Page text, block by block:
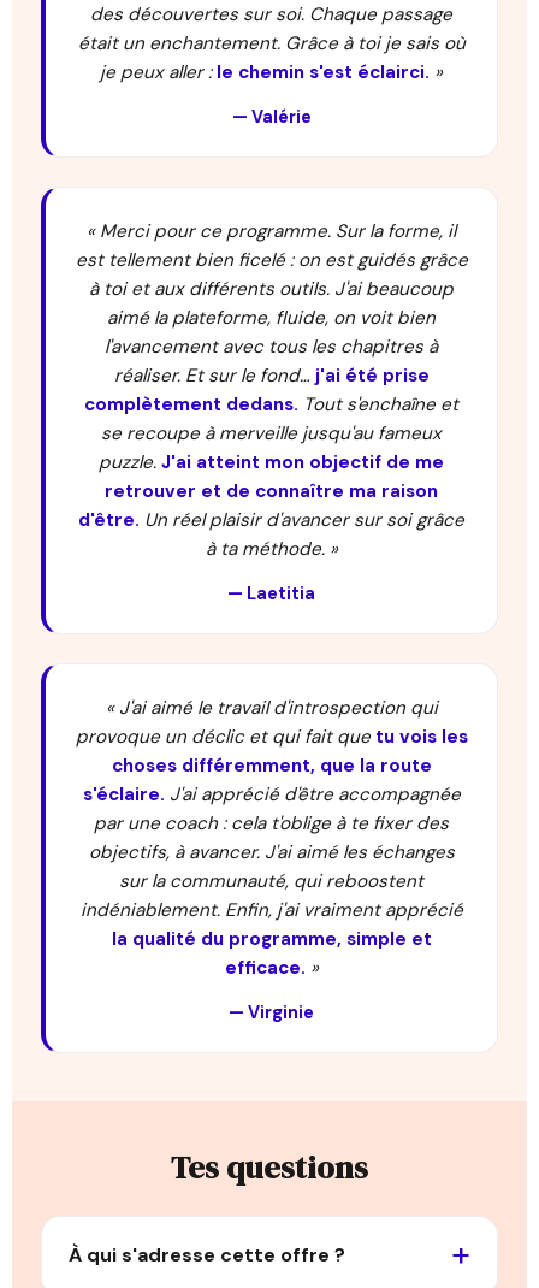
des découvertes sur soi. Chaque passage
était un enchantement. Grâce à toi je sais où
je peux aller : le chemin s'est éclairci. »
— Valérie
« Merci pour ce programme. Sur la forme, il
est tellement bien ficelé : on est guidés grâce
à toi et aux différents outils. J'ai beaucoup
aimé la plateforme, fluide, on voit bien
l'avancement avec tous les chapitres à
réaliser. Et sur le fond… j'ai été prise
complètement dedans. Tout s'enchaîne et
se recoupe à merveille jusqu'au fameux
puzzle. J'ai atteint mon objectif de me
retrouver et de connaître ma raison
d'être. Un réel plaisir d'avancer sur soi grâce
à ta méthode. »
— Laetitia
« J'ai aimé le travail d'introspection qui
provoque un déclic et qui fait que tu vois les
choses différemment, que la route
s'éclaire. J'ai apprécié d'être accompagnée
par une coach : cela t'oblige à te fixer des
objectifs, à avancer. J'ai aimé les échanges
sur la communauté, qui reboostent
indéniablement. Enfin, j'ai vraiment apprécié
la qualité du programme, simple et
efficace. »
— Virginie
Tes questions
À qui s'adresse cette offre ?